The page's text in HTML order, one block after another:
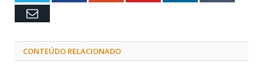
Email
CONTEÚDO RELACIONADO